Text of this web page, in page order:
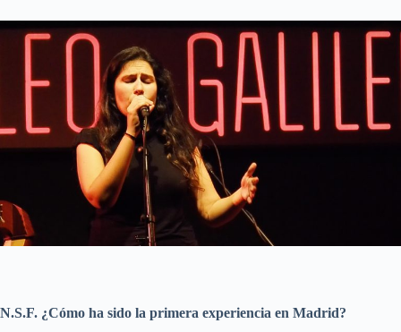
N.S.F. ¿Cómo ha sido la primera experiencia en Madrid?